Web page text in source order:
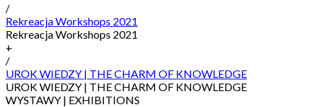
/
Rekreacja Workshops 2021
Rekreacja Workshops 2021
+
/
UROK WIEDZY | THE CHARM OF KNOWLEDGE
UROK WIEDZY | THE CHARM OF KNOWLEDGE
WYSTAWY | EXHIBITIONS